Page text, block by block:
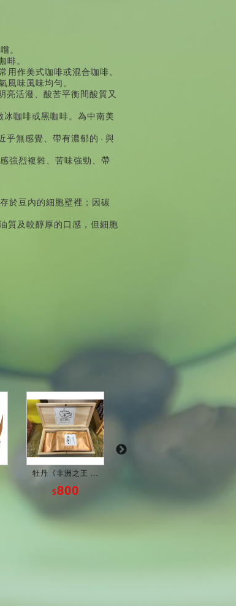
。
啡。
用作美式咖啡或混合咖啡。
風味風味均勻。
亮活潑、酸苦平衡間酸質又
咖啡或黑咖啡。為中南美
乎無感覺、帶有濃郁的 ， 與
強烈複雜、苦味強勁、帶
於豆內的細胞壁裡；因碳
質及較醇厚的口感，但細胞
牡丹《非洲之王 ...
$800